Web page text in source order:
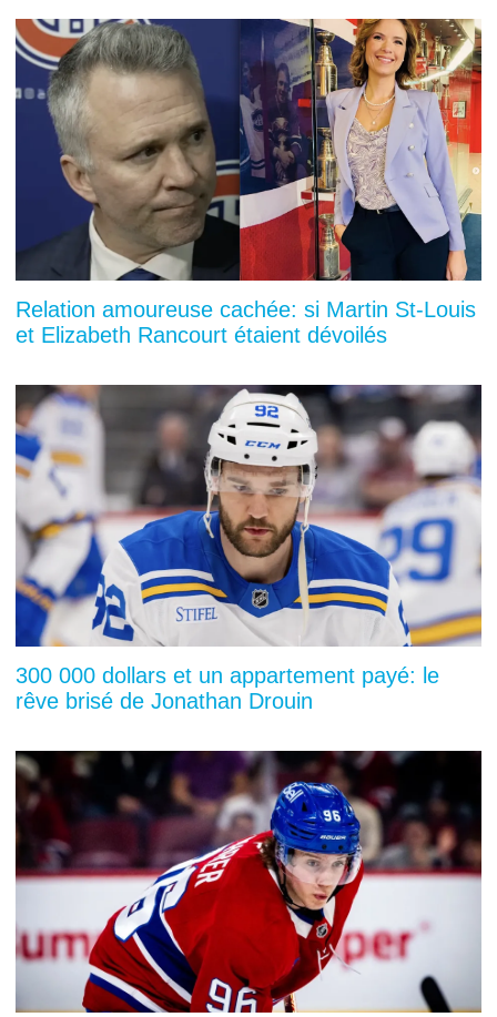
Relation amoureuse cachée: si Martin St-Louis
et Elizabeth Rancourt étaient dévoilés
300 000 dollars et un appartement payé: le
rêve brisé de Jonathan Drouin